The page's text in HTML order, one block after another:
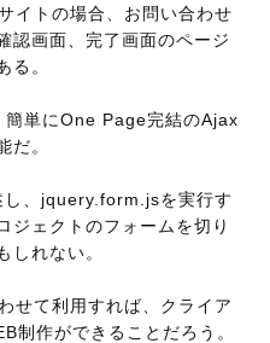
イトの場合、お問い合わせ
認画面、完了画面のページ
る。
単にOne Page完結のAjax
だ。
、jquery.form.jsを実行す
ジェクトのフォームを切り
しれない。
せて利用すれば、クライア
制作ができることだろう。